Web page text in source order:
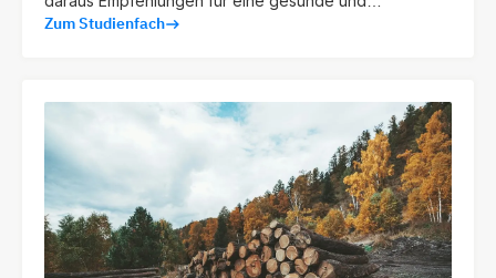
nachhaltige Lebensweise ableiten.
Zum Studienfach